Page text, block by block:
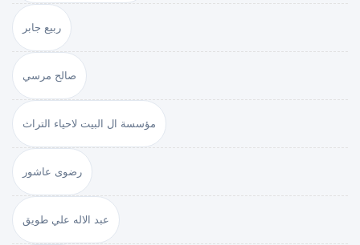
ربيع جابر
صالح مرسي
مؤسسة ال البيت لاحياء التراث
رضوى عاشور
عبد الاله علي طويق